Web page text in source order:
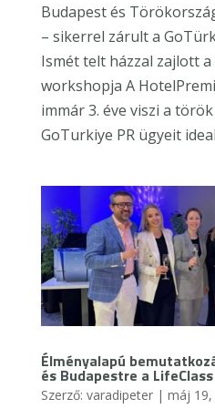
Budapest és
– sikerrel zárult a
Ismét telt házzal zajlott
workshopja A
immár 3. éve viszi a
GoTurkiye PR ügyeit
Élményalapú
és Budapestre a
Szerző: varadipeter| máj 19,